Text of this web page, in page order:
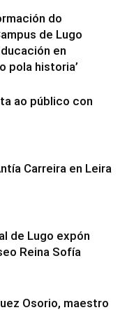
do
de Lugo
en
pola historia’
ao público con
Carreira en Leira
de Lugo expón
Reina Sofía
Osorio, maestro